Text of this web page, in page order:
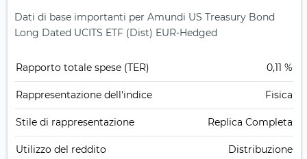
Dati di base importanti per Amundi US Treasury Bond
Long Dated UCITS ETF (Dist) EUR-Hedged
Rapporto totale spese (TER) 0,11 %
Rappresentazione dell'indice Fisica
Stile di rappresentazione Replica Completa
Utilizzo del reddito Distribuzione